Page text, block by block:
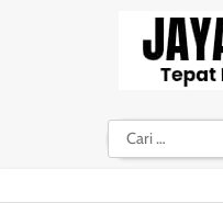
Cari
untuk: